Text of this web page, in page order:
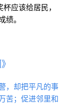
应该给居民，
绩。
，却把平凡的事
苦；促进邻里和